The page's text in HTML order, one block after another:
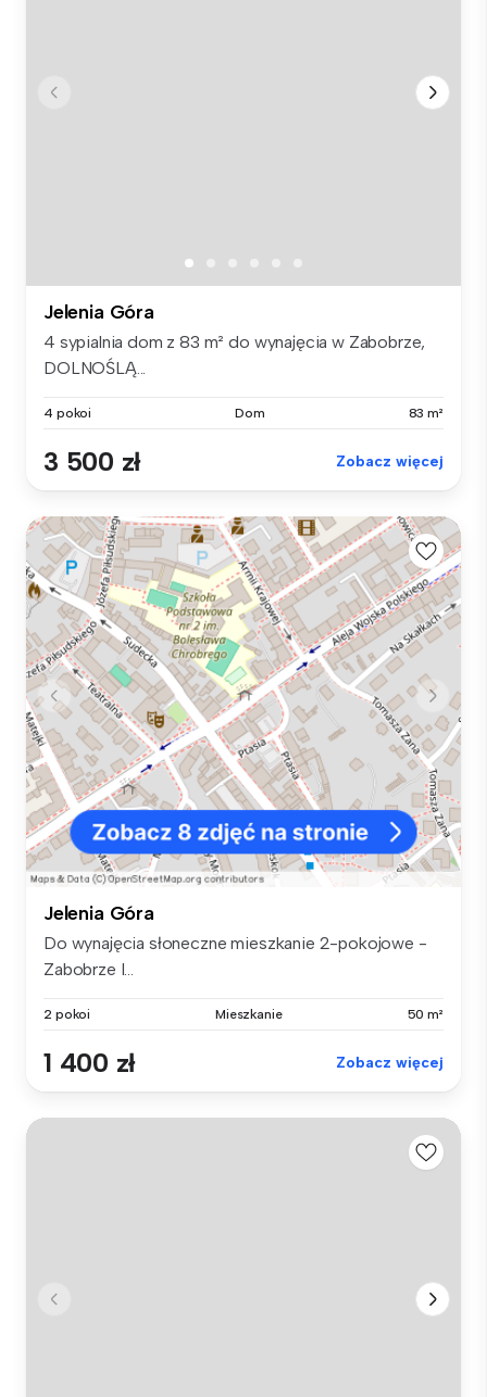
Jelenia Góra
4 sypialnia dom z 83 m² do wynajęcia w Zabobrze,
DOLNOŚLĄ...
4 pokoi Dom 83 m²
3 500 zł Zobacz więcej
Jelenia Góra
Do wynajęcia słoneczne mieszkanie 2-pokojowe -
Zabobrze I...
2 pokoi Mieszkanie 50 m²
1 400 zł Zobacz więcej